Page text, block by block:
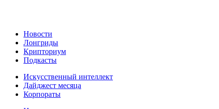
Новости
Лонгриды
Крипториум
Подкасты
Искусственный интеллект
Дайджест месяца
Корпораты